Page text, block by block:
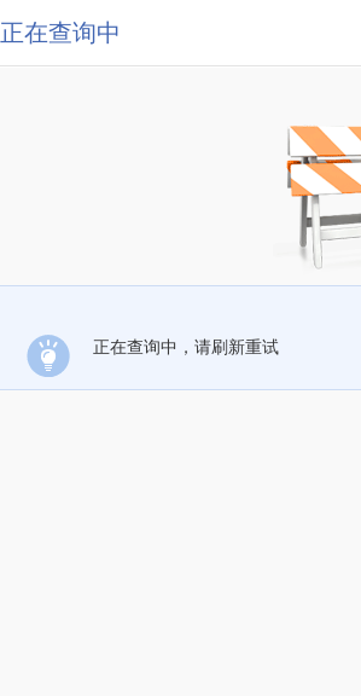
正在查询中
正在查询中，请刷新重试